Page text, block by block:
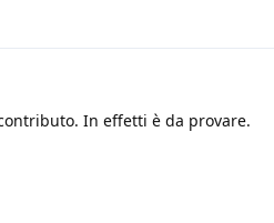
In effetti è da provare.